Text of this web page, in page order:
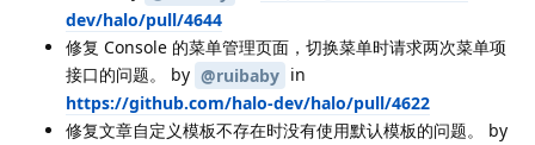
dev/halo/pull/4644
修复 Console 的菜单管理页面，切换菜单时请求两次菜单项
接口的问题。 by @ruibaby in
https://github.com/halo-dev/halo/pull/4622
修复文章自定义模板不存在时没有使用默认模板的问题。 by